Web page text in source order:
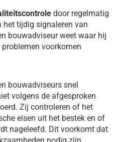
door regelmatig
het tijdig signaleren van
bouwadviseur weet waar hij
voorkomen
bouwadviseurs snel
volgens de afgesproken
Zij controleren of het
eisen uit het bestek en of
nageleefd. Dit voorkomt dat